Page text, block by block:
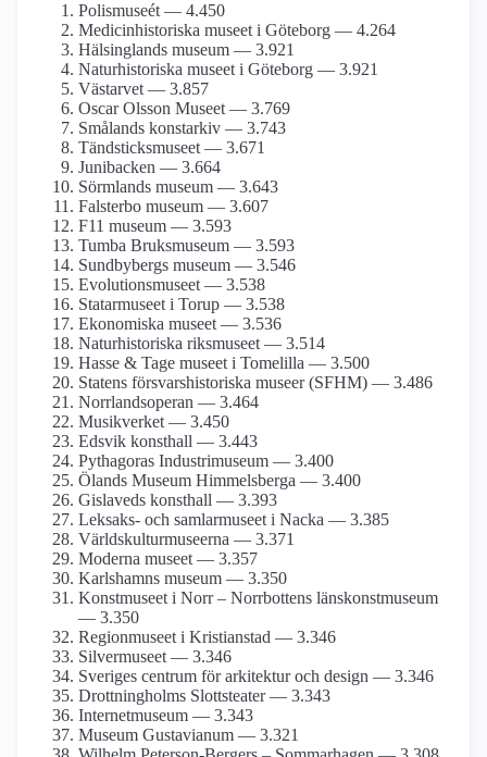
Polismuseét — 4.450
Medicinhistoriska museet i Göteborg — 4.264
Hälsinglands museum — 3.921
Naturhistoriska museet i Göteborg — 3.921
Västarvet — 3.857
Oscar Olsson Museet — 3.769
Smålands konstarkiv — 3.743
Tändsticks­museet — 3.671
Junibacken — 3.664
Sörmlands museum — 3.643
Falsterbo museum — 3.607
F11 museum — 3.593
Tumba Bruksmuseum — 3.593
Sundbybergs museum — 3.546
Evolutions­museet — 3.538
Statarmuseet i Torup — 3.538
Ekonomiska museet — 3.536
Naturhistoriska riksmuseet — 3.514
Hasse & Tage museet i Tomelilla — 3.500
Statens försvars­historiska museer (SFHM) — 3.486
Norrlandsoperan — 3.464
Musikverket — 3.450
Edsvik konsthall — 3.443
Pythagoras Industrimuseum — 3.400
Ölands Museum Himmelsberga — 3.400
Gislaveds konsthall — 3.393
Leksaks- och samlar­museet i Nacka — 3.385
Världskultur­museerna — 3.371
Moderna museet — 3.357
Karlshamns museum — 3.350
Konstmuseet i Norr – Norrbottens länskonst­museum
— 3.350
Regionmuseet i Kristianstad — 3.346
Silvermuseet — 3.346
Sveriges centrum för arkitektur och design — 3.346
Drottning­holms Slottsteater — 3.343
Internet­museum — 3.343
Museum Gustavianum — 3.321